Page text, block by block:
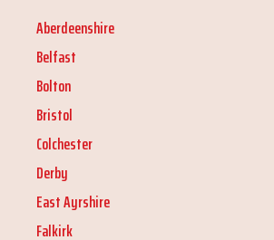
Aberdeenshire
Belfast
Bolton
Bristol
Colchester
Derby
East Ayrshire
Falkirk